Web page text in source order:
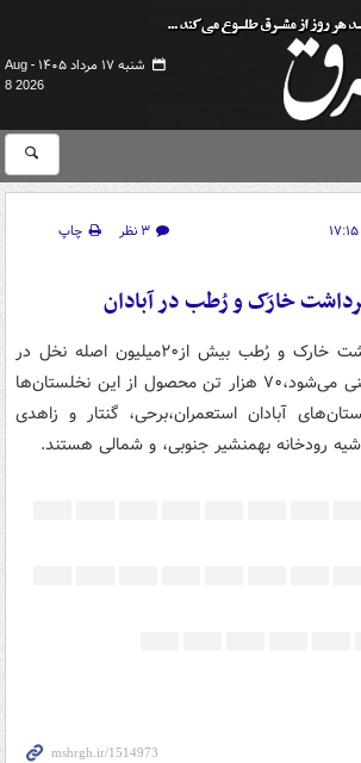
شنبه ۱۷ مرداد ۱۴۰۵ -
Aug
8 2026
۳ نظر
چاپ
خارَک و رُطب در آبادان
برداشت خارک و رُطب بیش از۲۰میلیون اصله نخل در
آبادان آغاز شد. پیش‌بینی می‌شود،۷۰ هزار تن محصول از این نخلستان‌ها
آبادان استعمران،برحی، گنتار و زاهدی
رودخانه بهمنشیر جنوبی، و شمالی هستند.